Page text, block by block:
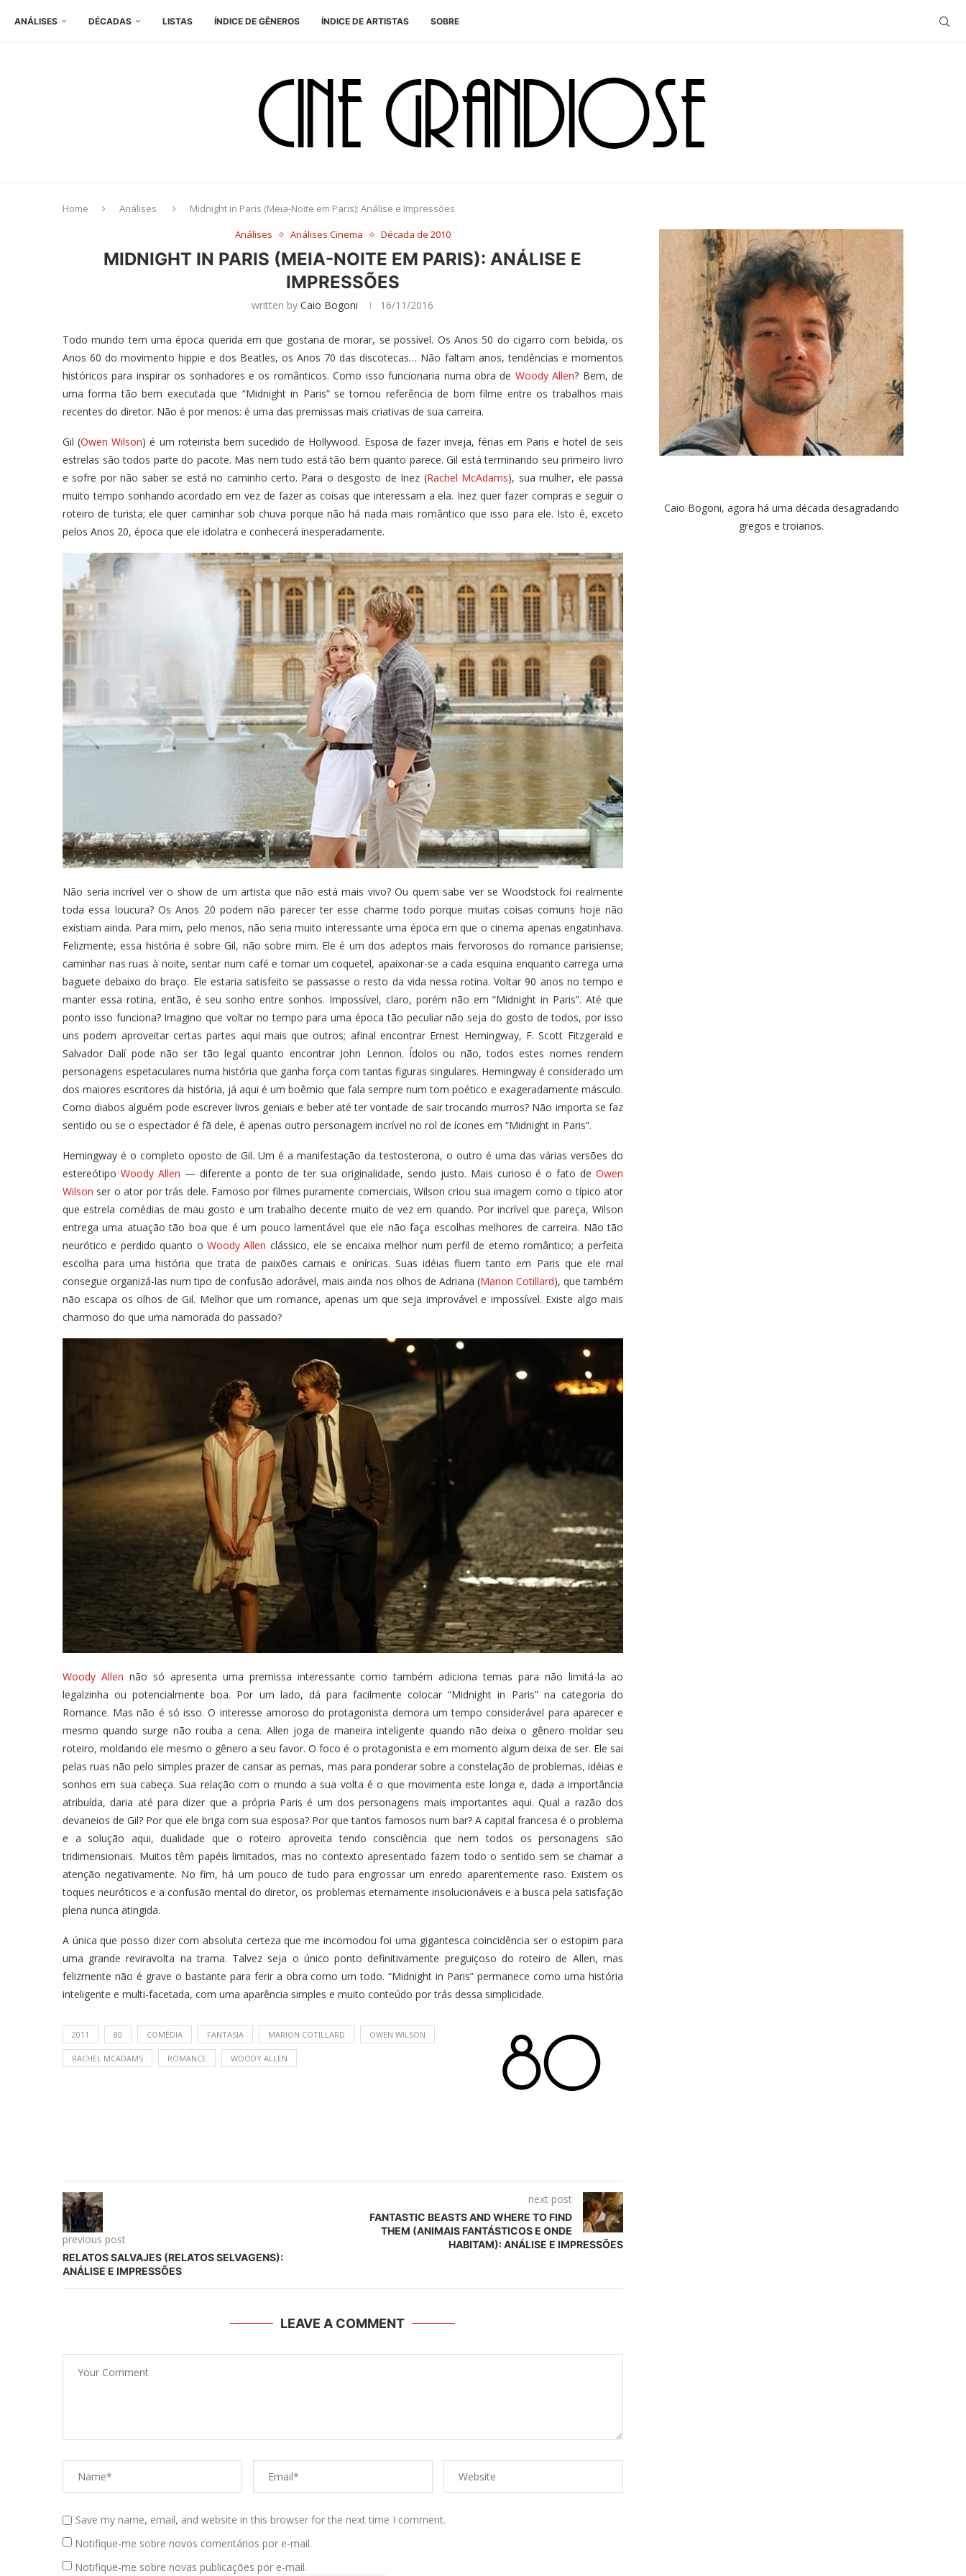
ANÁLISES DÉCADAS LISTAS ÍNDICE DE GÊNEROS ÍNDICE DE ARTISTAS SOBRE
Home Análises
Midnight in Paris (Meia-Noite em Paris): Análise e Impressões
Análises
Análises Cinema Década de 2010
MIDNIGHT IN PARIS (MEIA-NOITE EM PARIS): ANÁLISE E
IMPRESSÕES
written byCaio Bogoni 16/11/2016
Todo mundo tem uma época querida em que gostaria de morar, se possível. Os Anos 50 do cigarro com bebida, os
Anos 60 do movimento hippie e dos Beatles, os Anos 70 das discotecas… Não faltam anos, tendências e momentos
históricos para inspirar os sonhadores e os românticos. Como isso funcionaria numa obra de Woody Allen? Bem, de
uma forma tão bem executada que “Midnight in Paris” se tornou referência de bom filme entre os trabalhos mais
recentes do diretor. Não é por menos: é uma das premissas mais criativas de sua carreira.
Gil (Owen Wilson) é um roteirista bem sucedido de Hollywood. Esposa de fazer inveja, férias em Paris e hotel de seis
estrelas são todos parte do pacote. Mas nem tudo está tão bem quanto parece. Gil está terminando seu primeiro livro
e sofre por não saber se está no caminho certo. Para o desgosto de Inez (Rachel McAdams), sua mulher, ele passa
muito tempo sonhando acordado em vez de fazer as coisas que interessam a ela. Inez quer fazer compras e seguir o
roteiro de turista; ele quer caminhar sob chuva porque não há nada mais romântico que isso para ele. Isto é, exceto
pelos Anos 20, época que ele idolatra e conhecerá inesperadamente.
Não seria incrível ver o show de um artista que não está mais vivo? Ou quem sabe ver se Woodstock foi realmente
toda essa loucura? Os Anos 20 podem não parecer ter esse charme todo porque muitas coisas comuns hoje não
existiam ainda. Para mim, pelo menos, não seria muito interessante uma época em que o cinema apenas engatinhava.
Felizmente, essa história é sobre Gil, não sobre mim. Ele é um dos adeptos mais fervorosos do romance parisiense;
caminhar nas ruas à noite, sentar num café e tomar um coquetel, apaixonar-se a cada esquina enquanto carrega uma
baguete debaixo do braço. Ele estaria satisfeito se passasse o resto da vida nessa rotina. Voltar 90 anos no tempo e
manter essa rotina, então, é seu sonho entre sonhos. Impossível, claro, porém não em “Midnight in Paris”. Até que
ponto isso funciona? Imagino que voltar no tempo para uma época tão peculiar não seja do gosto de todos, por isso
uns podem aproveitar certas partes aqui mais que outros; afinal encontrar Ernest Hemingway, F. Scott Fitzgerald e
Salvador Dalí pode não ser tão legal quanto encontrar John Lennon. Ídolos ou não, todos estes nomes rendem
personagens espetaculares numa história que ganha força com tantas figuras singulares. Hemingway é considerado um
dos maiores escritores da história, já aqui é um boêmio que fala sempre num tom poético e exageradamente másculo.
Como diabos alguém pode escrever livros geniais e beber até ter vontade de sair trocando murros? Não importa se faz
sentido ou se o espectador é fã dele, é apenas outro personagem incrível no rol de ícones em “Midnight in Paris”.
Hemingway é o completo oposto de Gil. Um é a manifestação da testosterona, o outro é uma das várias versões do
estereótipo Woody Allen — diferente a ponto de ter sua originalidade, sendo justo. Mais curioso é o fato deOwen
Wilson ser o ator por trás dele. Famoso por filmes puramente comerciais, Wilson criou sua imagem como o típico ator
que estrela comédias de mau gosto e um trabalho decente muito de vez em quando. Por incrível que pareça, Wilson
entrega uma atuação tão boa que é um pouco lamentável que ele não faça escolhas melhores de carreira. Não tão
neurótico e perdido quanto o Woody Allen clássico, ele se encaixa melhor num perfil de eterno romântico; a perfeita
escolha para uma história que trata de paixões carnais e oníricas. Suas idéias fluem tanto em Paris que ele mal
consegue organizá-las num tipo de confusão adorável, mais ainda nos olhos de Adriana (Marion Cotillard), que também
não escapa os olhos de Gil. Melhor que um romance, apenas um que seja improvável e impossível. Existe algo mais
charmoso do que uma namorada do passado?
Woody Allen não só apresenta uma premissa interessante como também adiciona temas para não limitá-la ao
legalzinha ou potencialmente boa. Por um lado, dá para facilmente colocar “Midnight in Paris” na categoria do
Romance. Mas não é só isso. O interesse amoroso do protagonista demora um tempo considerável para aparecer e
mesmo quando surge não rouba a cena. Allen joga de maneira inteligente quando não deixa o gênero moldar seu
roteiro, moldando ele mesmo o gênero a seu favor. O foco é o protagonista e em momento algum deixa de ser. Ele sai
pelas ruas não pelo simples prazer de cansar as pernas, mas para ponderar sobre a constelação de problemas, idéias e
sonhos em sua cabeça. Sua relação com o mundo a sua volta é o que movimenta este longa e, dada a importância
atribuída, daria até para dizer que a própria Paris é um dos personagens mais importantes aqui. Qual a razão dos
devaneios de Gil? Por que ele briga com sua esposa? Por que tantos famosos num bar? A capital francesa é o problema
e a solução aqui, dualidade que o roteiro aproveita tendo consciência que nem todos os personagens são
tridimensionais. Muitos têm papéis limitados, mas no contexto apresentado fazem todo o sentido sem se chamar a
atenção negativamente. No fim, há um pouco de tudo para engrossar um enredo aparentemente raso. Existem os
toques neuróticos e a confusão mental do diretor, os problemas eternamente insolucionáveis e a busca pela satisfação
plena nunca atingida.
A única que posso dizer com absoluta certeza que me incomodou foi uma gigantesca coincidência ser o estopim para
uma grande reviravolta na trama. Talvez seja o único ponto definitivamente preguiçoso do roteiro de Allen, mas
felizmente não é grave o bastante para ferir a obra como um todo. “Midnight in Paris” permanece como uma história
inteligente e multi-facetada, com uma aparência simples e muito conteúdo por trás dessa simplicidade.
2011 80 COMÉDIA FANTASIA MARION COTILLARD OWEN WILSON
RACHEL MCADAMS ROMANCE WOODY ALLEN
previous post
RELATOS SALVAJES (RELATOS SELVAGENS):
ANÁLISE E IMPRESSÕES
next post
FANTASTIC BEASTS AND WHERE TO FIND
THEM (ANIMAIS FANTÁSTICOS E ONDE
HABITAM): ANÁLISE E IMPRESSÕES
LEAVE A COMMENT
Save my name, email, and website in this browser for the next time I comment.
Notifique-me sobre novos comentários por e-mail.
Notifique-me sobre novas publicações por e-mail.
Caio Bogoni, agora há uma década desagradando
gregos e troianos.